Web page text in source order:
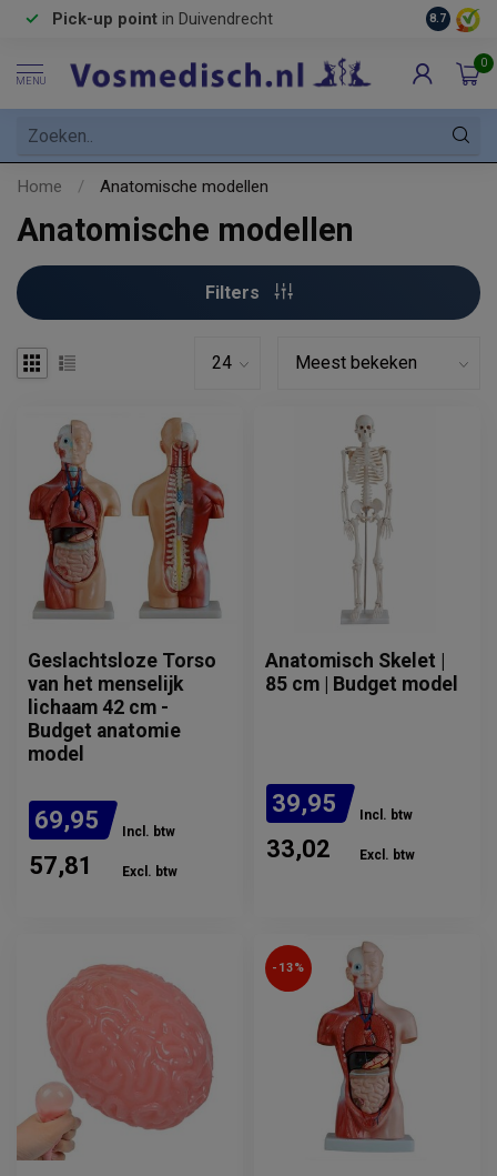
Pick-up point in Duivendrecht 8.7
MENU
0
Home / Anatomische modellen
Anatomische modellen
Filters
Geslachtsloze Torso
van het menselijk
lichaam 42 cm -
Budget anatomie
model
69,95 Incl. btw
57,81 Excl. btw
Anatomisch Skelet |
85 cm | Budget model
39,95 Incl. btw
33,02 Excl. btw
-13%